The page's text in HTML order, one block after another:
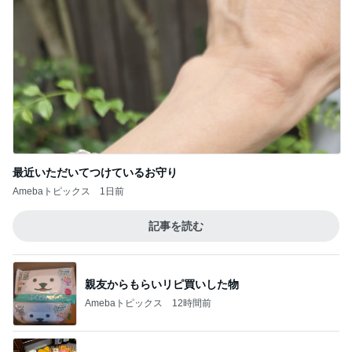
最近いただいてつけているお守り
Amebaトピックス 1日前
Amebaトピックス 12時間前
15連勤の女医が驚いたAIの主張
Amebaトピックス 12時間前